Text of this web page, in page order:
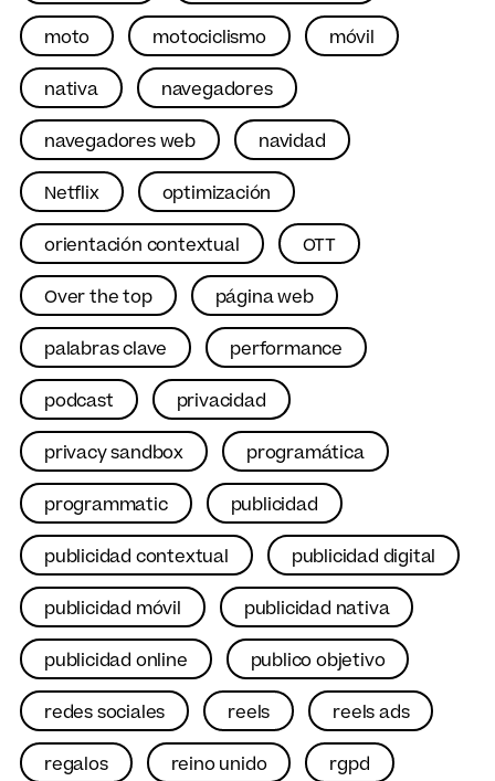
moto motociclismo móvil
nativa navegadores
navegadores web navidad
Netflix optimización
orientación contextual OTT
Over the top página web
palabras clave performance
podcast privacidad
privacy sandbox programática
programmatic publicidad
publicidad contextual publicidad digital
publicidad móvil publicidad nativa
publicidad online publico objetivo
redes sociales reels reels ads
regalos reino unido rgpd